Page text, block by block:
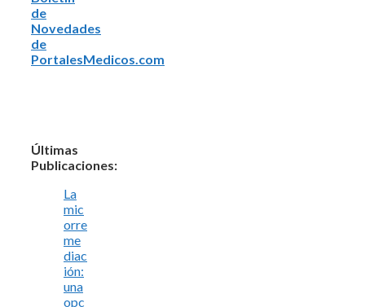
de
Novedades
de
PortalesMedicos.com
Últimas
Publicaciones:
La
mic
orre
me
diac
ión:
una
opc